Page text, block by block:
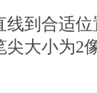
到合适位
大小为2